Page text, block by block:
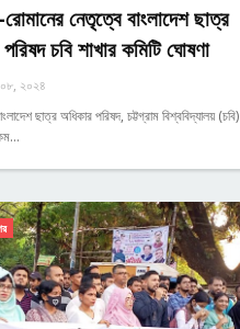
নেতৃত্বে বাংলাদেশ ছাত্র
চবি শাখার কমিটি ঘোষণা
২০২৪
ছাত্র অধিকার পরিষদ, চট্টগ্রাম বিশ্ববিদ্যালয় (চবি)